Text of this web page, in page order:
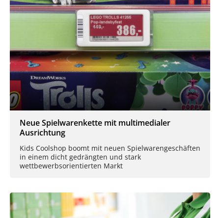
Neue Spielwarenkette mit multimedialer
Ausrichtung
Kids Coolshop boomt mit neuen Spielwarengeschäften
in einem dicht gedrängten und stark
wettbewerbsorientierten Markt